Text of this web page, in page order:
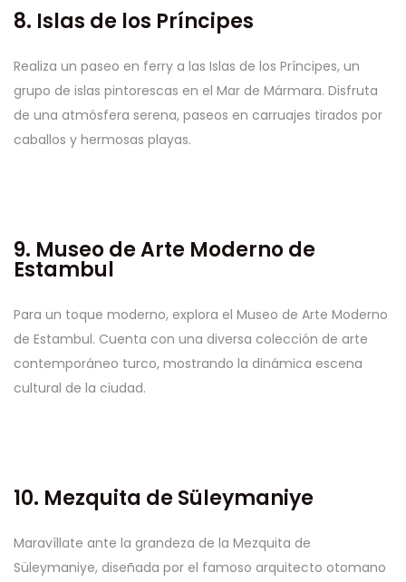
8. Islas de los Príncipes
Realiza un paseo en ferry a las Islas de los Príncipes, un
grupo de islas pintorescas en el Mar de Mármara. Disfruta
de una atmósfera serena, paseos en carruajes tirados por
caballos y hermosas playas.
9. Museo de Arte Moderno de
Estambul
Para un toque moderno, explora el Museo de Arte Moderno
de Estambul. Cuenta con una diversa colección de arte
contemporáneo turco, mostrando la dinámica escena
cultural de la ciudad.
10. Mezquita de Süleymaniye
Maravíllate ante la grandeza de la Mezquita de
Süleymaniye, diseñada por el famoso arquitecto otomano